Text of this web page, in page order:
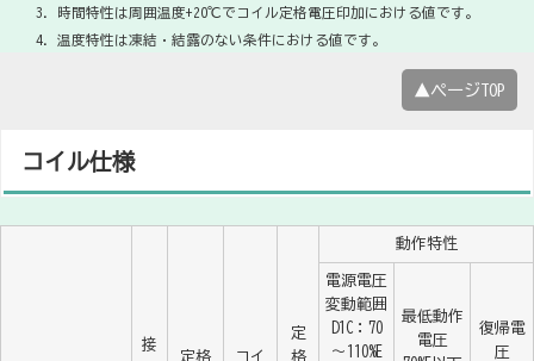
3．時間特性は周囲温度+20℃でコイル定格電圧印加における値です。
4．温度特性は凍結・結露のない条件における値です。
▲ページTOP
コイル仕様
接
定格 コイ
定
格
動作特性
電源電圧
変動範囲
D1C：70
～110%E
最低動作
電圧
復帰電
圧